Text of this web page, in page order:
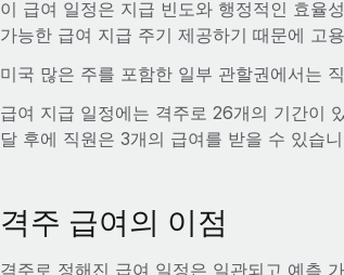
이 급여 일정은 지급 빈도와 행정적인 효율
가능한 급여 지급 주기 제공하기 때문에 고
미국 많은 주를 포함한 일부 관할권에서는
급여 지급 일정에는 격주로 26개의 기간이
달 후에 직원은 3개의 급여를 받을 수 있습
격주 급여의 이점
격주로 정해진 급여 일정은 일관되고 예측